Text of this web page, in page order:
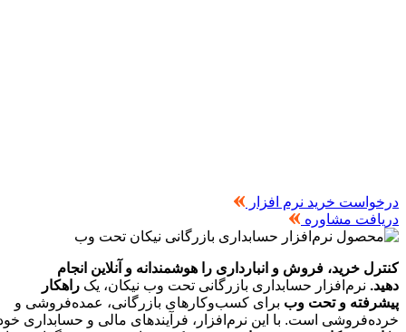
درخواست خرید نرم افزار
دریافت مشاوره
کنترل خرید، فروش و انبارداری را هوشمندانه و آنلاین انجام
دهید.نرم‌افزار حسابداری بازرگانی تحت وب نیکان، یکراهکار
پیشرفته و تحت وببرای کسب‌وکارهای بازرگانی، عمده‌فروشی و
خرده‌فروشی است. با این نرم‌افزار، فرآیندهای مالی و حسابداری خود